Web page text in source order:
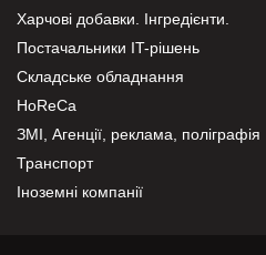
Харчові добавки. Інгредієнти.
Постачальники IT-рішень
Складське обладнання
HoReCa
ЗМІ, Агенції, реклама, поліграфія
Транспорт
Іноземні компанії